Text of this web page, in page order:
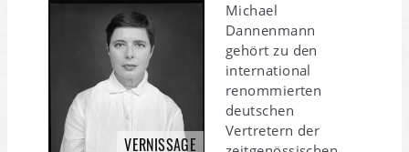
VERNISSAGE
Michael
Dannenmann
gehört zu den
international
renommierten
deutschen
Vertretern der